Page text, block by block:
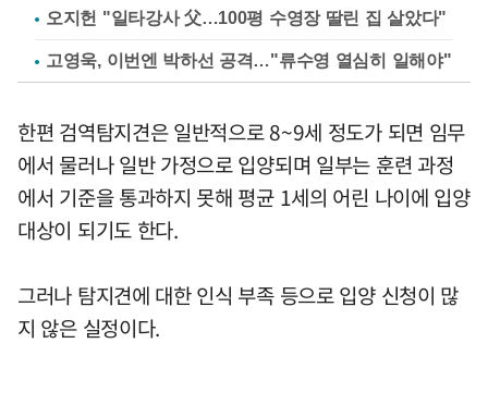
오지헌 "일타강사 父…100평 수영장 딸린 집 살았다"
고영욱, 이번엔 박하선 공격…"류수영 열심히 일해야"
한편 검역탐지견은 일반적으로 8~9세 정도가 되면 임무
에서 물러나 일반 가정으로 입양되며 일부는 훈련 과정
에서 기준을 통과하지 못해 평균 1세의 어린 나이에 입양
대상이 되기도 한다.
그러나 탐지견에 대한 인식 부족 등으로 입양 신청이 많
지 않은 실정이다.